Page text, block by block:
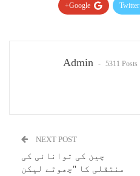
Twitter
Google+
Admin 5311 Posts
NEXT POST
چین کی توانائی کی
منتقلی کا "چھوٹے لیکن